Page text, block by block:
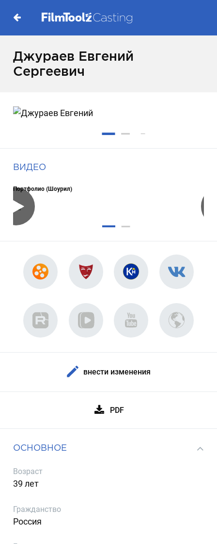
Джураев Евгений
Сергеевич
ВИДЕО
Портфолио (Шоурил)
внести изменения
PDF
ОСНОВНОЕ
Возраст
39 лет
Гражданство
Россия